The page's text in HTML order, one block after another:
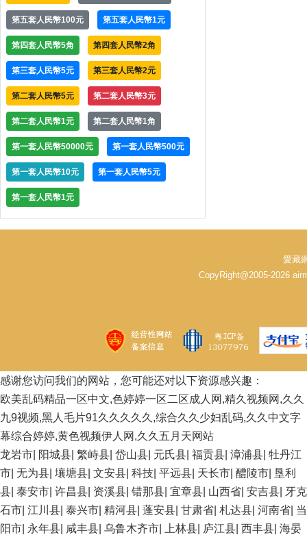
第五套人民幣100元 第五套人民幣1元
第四套人民幣5角 第四套人民幣2角
第三套人民幣5元 第三套人民幣2元
第二套人民幣5元 第二套人民幣3元
第二套人民幣1元 第二套人民幣1角
第一套人民幣50000元 第一套人民幣500元
第一套人民幣10元 第一套人民幣5元
第一套人民幣1元
愛藏
CopyRight@2005-2026
感谢您访问我们的网站，您可能还对以下资源感兴趣：
欧美乱码精品一区中文,色婷婷一区二区成人网,精久视频网,久久
九9视频,黑人毛片91久久久久久,综合久久少妇乱码,久久中文字
幕综合婷婷,黄色视频伊人网,久久五月天网站
龙岩市 阳城县 繁峙县 岱山县 元氏县 福贡县 漳浦县 牡丹江
市 无为县 壤塘县 文安县 科技 平远县 天长市 醴陵市 垦利
县 泰安市 许昌县 资溪县 错那县 宜章县 山西省 安吉县 牙克
石市 江川县 泰兴市 精河县 蓬安县 甘肃省 札达县 河南省 当
阳市 永年县 咸丰县 乌鲁木齐市 上林县 庐江县 西丰县 海晏